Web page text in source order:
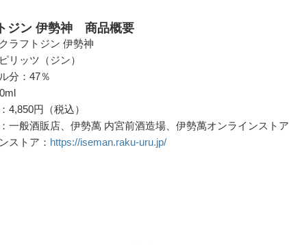
ジン 伊勢神 商品概要
ラフトジン 伊勢神
リッツ（ジン）
分：47％
4,850円（税込）
一般酒販店、伊勢萬 内宮前酒造場、伊勢萬オンラインストア
ストア： https://iseman.raku-uru.jp/